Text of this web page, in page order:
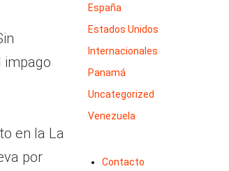
impago
en la La
por
España
Estados Unidos
Internacionales
Panamá
Uncategorized
Venezuela
Contacto